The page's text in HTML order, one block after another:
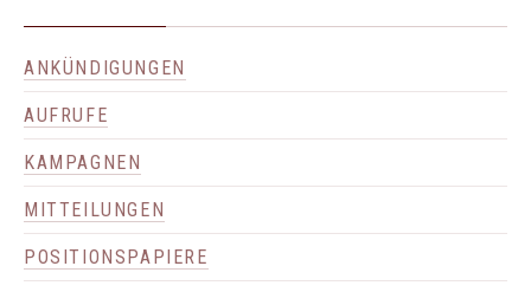
ANKÜNDIGUNGEN
AUFRUFE
KAMPAGNEN
MITTEILUNGEN
POSITIONSPAPIERE